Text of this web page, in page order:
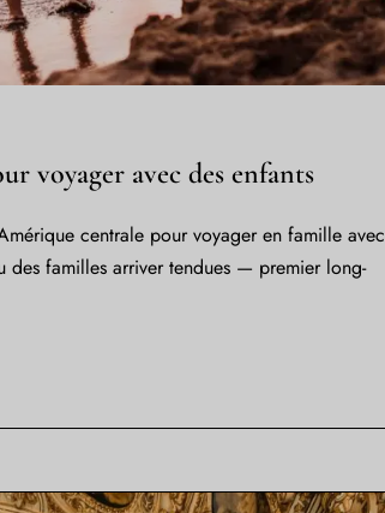
voyager avec des enfants
centrale pour voyager en famille avec
des familles arriver tendues — premier long-